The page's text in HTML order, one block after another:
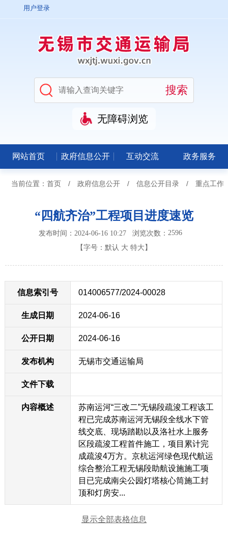
用户登录
无障碍浏览
网站首页 政府信息公开 互动交流 政务服务
当前位置： 首页 / 政府信息公开 / 信息公开目录 / 重点工作
“四航齐治”工程项目进度速览
发布时间：2024-06-16 10:27浏览次数：2596
【字号： 默认 大 特大 】
信息索引号 014006577/2024-00028
生成日期 2024-06-16
公开日期 2024-06-16
发布机构 无锡市交通运输局
文件下载
内容概述
苏南运河“三改二”无锡段疏浚工程该工
程已完成苏南运河无锡段全线水下管
线交底、现场踏勘以及洛社水上服务
区段疏浚工程首件施工，项目累计完
成疏浚4万方。京杭运河绿色现代航运
综合整治工程无锡段助航设施施工项
目已完成南尖公园灯塔核心筒施工封
顶和灯房安...
显示全部表格信息